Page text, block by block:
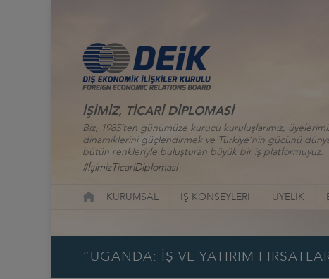
İŞİMİZ, TİCARİ DİPLOMASİ
Biz, 1985’ten günümüze kurucu kuruluşlarımız,
dinamiklerini güçlendirmek ve Türkiye’nin gücünü
bütün renkleriyle buluşturan büyük bir iş platformuyuz.
#İşimizTicariDiplomasi
KURUMSAL İŞ KONSEYLERİ ÜYELİK
“UGANDA: İŞ VE YATIRIM